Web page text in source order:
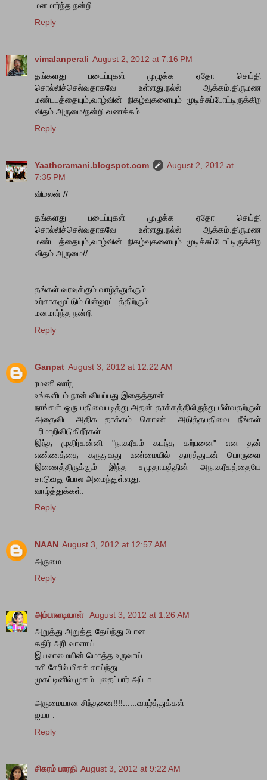
மனமார்ந்த நன்றி
Reply
vimalanperali August 2, 2012 at 7:16 PM
தங்களது படைப்புகள் முழுக்க ஏதோ செய்தி
சொல்லிச்செல்வதாகவே உள்ளது.நல்ல் ஆக்கம்.திருமண
மண்டபத்தையும்,வாழ்வின் நிகழ்வுகளையும் முடிச்சுப்போட்டிருக்கிற
விதம் அருமை/நன்றி வணக்கம்.
Reply
Yaathoramani.blogspot.com
August 2, 2012 at
7:35 PM
விமலன் //
தங்களது படைப்புகள் முழுக்க ஏதோ செய்தி
சொல்லிச்செல்வதாகவே உள்ளது.நல்ல் ஆக்கம்.திருமண
மண்டபத்தையும்,வாழ்வின் நிகழ்வுகளையும் முடிச்சுப்போட்டிருக்கிற
விதம் அருமை//
தங்கள் வரவுக்கும் வாழ்த்துக்கும்
உற்சாகமூட்டும் பின்னூட்டத்திற்கும்
மனமார்ந்த நன்றி
Reply
Ganpat August 3, 2012 at 12:22 AM
ரமணி ஸார்,
உங்களிடம் நான் வியப்பது இதைத்தான்.
நாங்கள் ஒரு பதிவைபடித்து அதன் தாக்கத்திலிருந்து மீள்வதற்குள்
அதைவிட அதிக தாக்கம் கொண்ட அடுத்தபதிவை நீங்கள்
பரிமாறிவிடுகிறீர்கள்..
இந்த முதிர்கன்னி "நாகரீகம் கடந்த கற்பனை" என தன்
எண்ணத்தை கருதுவது உண்மையில் தாரத்துடன் பொருளை
இணைத்திருக்கும் இந்த சமுதாயத்தின் அநாகரீகத்தையே
சாடுவது போல அமைந்துள்ளது.
வாழ்த்துக்கள்.
Reply
NAAN August 3, 2012 at 12:57 AM
அருமை........
Reply
அம்பாளடியாள் August 3, 2012 at 1:26 AM
அறுத்து அறுத்து தேய்ந்து போன
கதிர் அரி வாளாய்
இயலாமையின் மொத்த உருவாய்
ஈசி சேரில் மிகச் சாய்ந்து
முகட்டினில் முகம் புதைப்பார் அப்பா
அருமையான சிந்தனை!!!!......வாழ்த்துக்கள்
ஐயா .
Reply
சிகரம் பாரதி August 3, 2012 at 9:22 AM